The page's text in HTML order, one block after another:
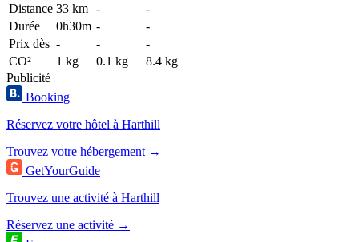
Distance 33 km -
-
Durée
0h30m -
-
Prix dès - -
-
CO²
1 kg 0.1 kg
8.4 kg
Publicité
Booking
Réservez votre hôtel à Harthill
Trouvez votre hébergement →
GetYourGuide
Trouvez une activité à Harthill
Réservez une activité →